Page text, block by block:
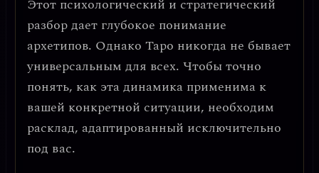
Этот психологический и стратегический
разбор дает глубокое понимание
архетипов. Однако Таро никогда не бывает
универсальным для всех. Чтобы точно
понять, как эта динамика применима к
вашей конкретной ситуации, необходим
расклад, адаптированный исключительно
под вас.